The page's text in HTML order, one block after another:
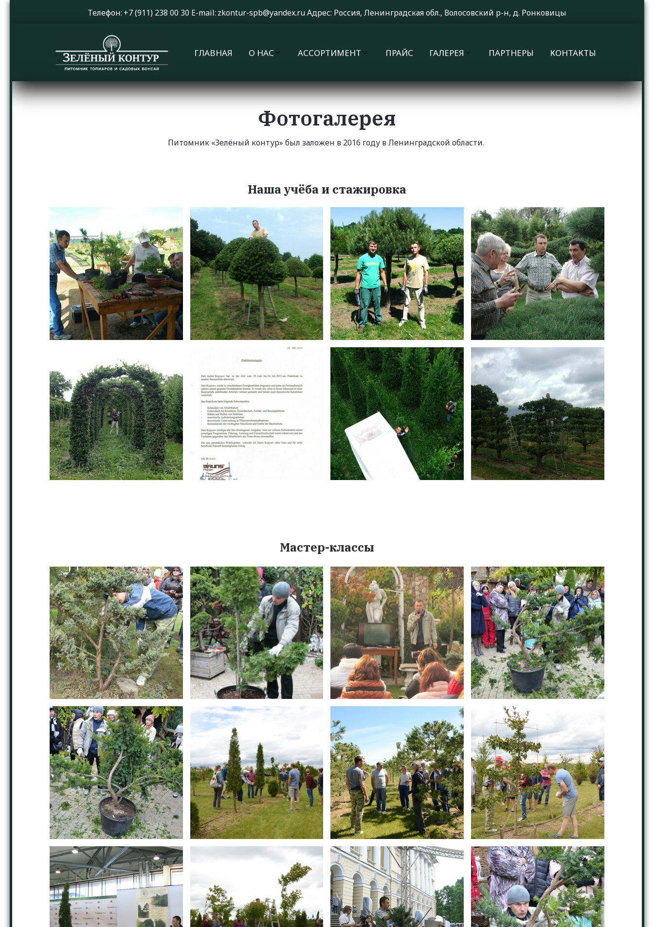
Телефон: +7 (911) 238 00 30 E-mail: zkontur-spb@yandex.ru Адрес: Россия, Ленинградская обл., Волосовский р-н, д. Ронковицы
ГЛАВНАЯ О НАС АССОРТИМЕНТ ПРАЙС ГАЛЕРЕЯ ПАРТНЕРЫ КОНТАКТЫ
Фотогалерея
Питомник «Зелёный контур» был заложен в 2016 году в Ленинградской области.
Наша учёба и стажировка
Мастер-классы